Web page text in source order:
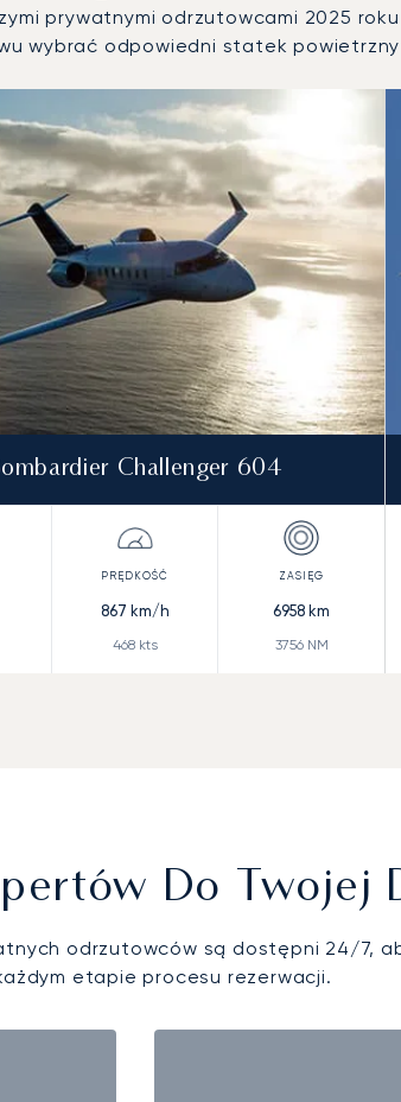
prywatnymi odrzutowcami 2025
wybrać odpowiedni statek
liczby operacji lotniczych w 2025 roku
Challenger 604
867 km/h
468kts
6958 km
3756NM
Do Twojej
odrzutowców są dostępni 24/7,
etapie procesu rezerwacji.